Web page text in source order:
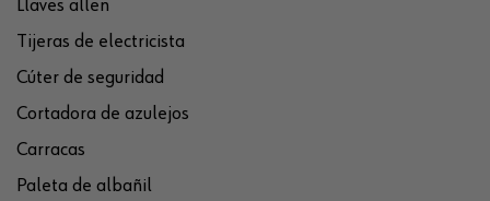
Llaves allen
Tijeras de electricista
Cúter de seguridad
Cortadora de azulejos
Carracas
Paleta de albañil